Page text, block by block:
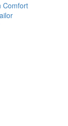
Comfort